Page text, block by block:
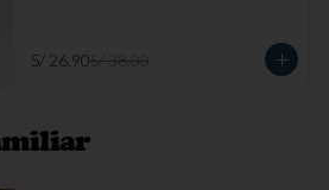
S/ 26.90S/ 38.00